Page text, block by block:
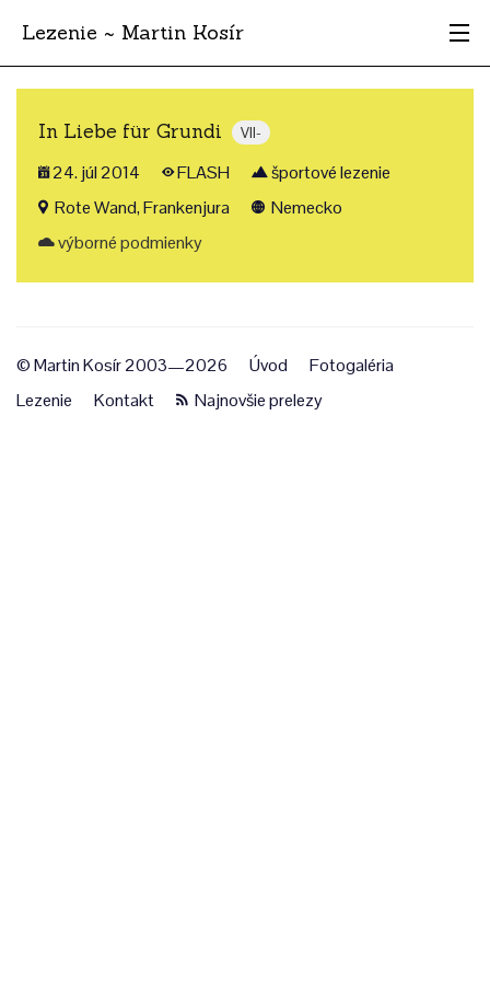
Lezenie ~ Martin Kosír
Najhodnotnejšie
Krajina
Štýl
In Liebe für Grundi VII-
24. júl 2014 FLASH
športové lezenie
Rote Wand, Frankenjura
Nemecko
výborné podmienky
© Martin Kosír 2003—2026 Úvod
Fotogaléria
Lezenie
Kontakt Najnovšie prelezy